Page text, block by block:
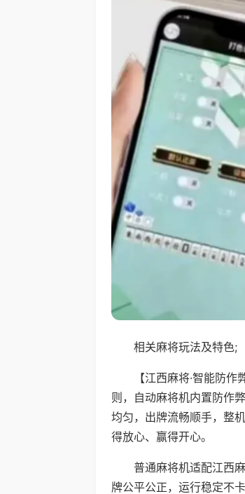
相关麻将玩法及特色;
【江西麻将·智能防
则，自动麻将机内置防作
均匀，出牌流畅顺手，整
得放心、赢得开心。
普通麻将机适配江西
牌公平公正，运行稳定不